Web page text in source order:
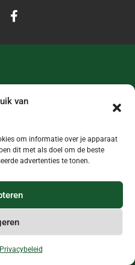
van
om informatie over je apparaat
dit met als doel om de beste
advertenties te tonen.
Privacybeleid